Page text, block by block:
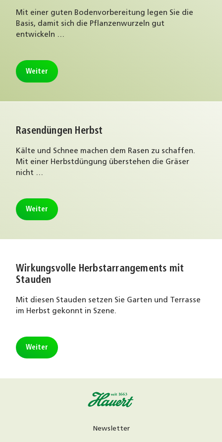
Mit einer guten Bodenvorbereitung legen Sie die
Basis, damit sich die Pflanzenwurzeln gut
entwickeln …
Weiter
Rasendüngen Herbst
Kälte und Schnee machen dem Rasen zu schaffen.
Mit einer Herbstdüngung überstehen die Gräser
nicht …
Weiter
Wirkungsvolle Herbstarrangements mit
Stauden
Mit diesen Stauden setzen Sie Garten und Terrasse
im Herbst gekonnt in Szene.
Weiter
Newsletter